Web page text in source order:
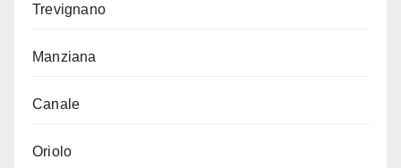
Trevignano
Manziana
Canale
Oriolo